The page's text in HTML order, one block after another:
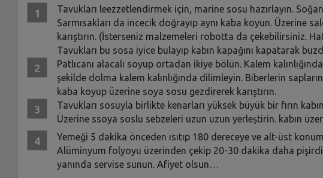
Tavukları leezzetlendirmek için, marine sosu hazırlayın.
Sarmısakları da incecik doğrayıp aynı kaba koyun. Üzerine
karıştırın. (İsterseniz malzemeleri robotta da çekebilirsiniz.
Tavukları bu sosa iyice bulayıp kabın kapağını kapatarak
Patlıcanı alacalı soyup ortadan ikiye bölün. Kalem
şekilde dolma kalem kalınlığında dilimleyin. Biberlerin
kaba koyup üzerine soya sosu gezdirerek karıştırın.
Tavukları sosuyla birlikte kenarları yüksek büyük bir fırın
Üzerine ssoya soslu sebzeleri uzun uzun yerleştirin. kabın
Yemeği 5 dakika önceden ısıtıp 180 dereceye ve alt-üst
Alüminyum folyoyu üzerinden çekip 20-30 dakika daha
yanında servise sunun. Afiyet olsun…